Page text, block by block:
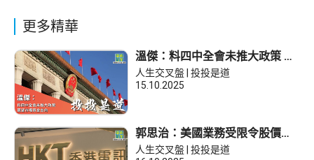
更多精華
溫傑：料四中全會未推大政策 觀
望市場資金去向
人生交叉盤 | 投投是道
15.10.2025
郭思治：美國業務受限令股價反
覆 香港電訊(6823)仍可中線持有
人生交叉盤 | 投投是道